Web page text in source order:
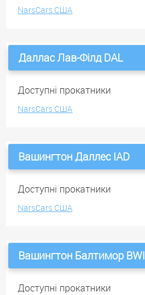
NarsCars США
Даллас Лав-Філд DAL
Доступні прокатники
NarsCars США
Вашингтон Даллес IAD
Доступні прокатники
NarsCars США
Вашингтон Балтимор BWI
Доступні прокатники